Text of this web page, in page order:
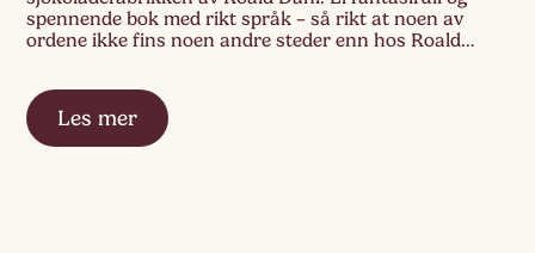
spennende bok med rikt språk – så rikt at noen av
ordene ikke fins noen andre steder enn hos Roald
Les mer